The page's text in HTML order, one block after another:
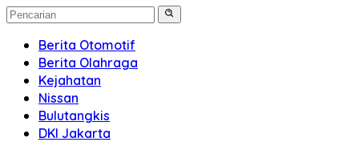
Berita Otomotif
Berita Olahraga
Kejahatan
Nissan
Bulutangkis
DKI Jakarta